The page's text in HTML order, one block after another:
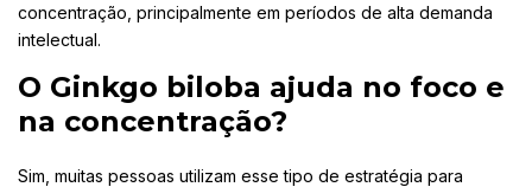
concentração, principalmente em períodos de alta demanda
intelectual.
O Ginkgo biloba ajuda no foco e
na concentração?
Sim, muitas pessoas utilizam esse tipo de estratégia para